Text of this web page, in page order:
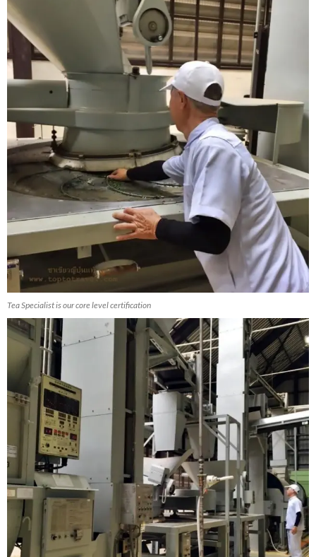
Tea Specialist is our core level certification